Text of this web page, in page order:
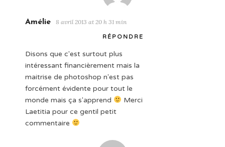
Amélie 8 avril 2013 at 20 h 31 min
RÉPONDRE
Disons que c'est surtout plus
intéressant financièrement mais la
maitrise de photoshop n'est pas
forcément évidente pour tout le
monde mais ça s'apprend
Merci
Laetitia pour ce gentil petit
commentaire